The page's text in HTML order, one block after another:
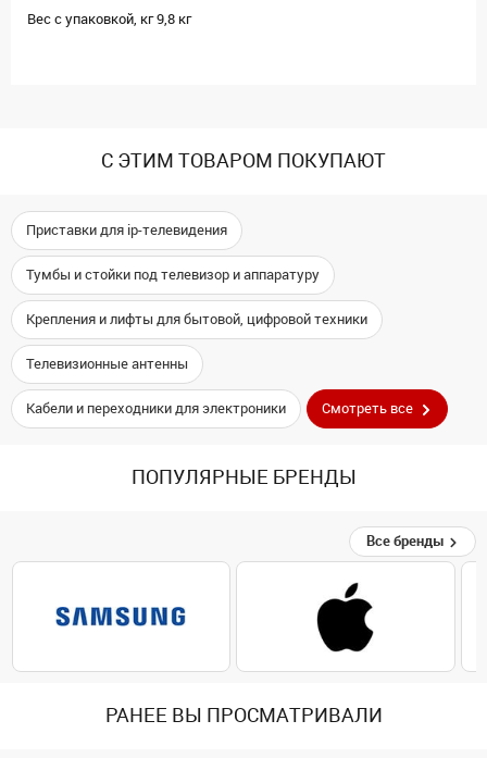
Вес с упаковкой, кг 9,8 кг
С ЭТИМ ТОВАРОМ ПОКУПАЮТ
Приставки для ip-телевидения
Тумбы и стойки под телевизор и аппаратуру
Крепления и лифты для бытовой, цифровой техники
Телевизионные антенны
Кабели и переходники для электроники Смотреть все
ПОПУЛЯРНЫЕ БРЕНДЫ
Все бренды
РАНЕЕ ВЫ ПРОСМАТРИВАЛИ